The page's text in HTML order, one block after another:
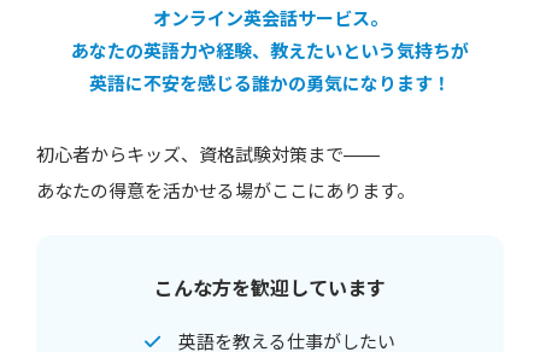
オンライン英会話サービス。
あなたの英語力や経験、教えたいという気持ちが
英語に不安を感じる誰かの勇気になります！
初心者からキッズ、資格試験対策まで——
あなたの得意を活かせる場がここにあります。
こんな方を歓迎しています
英語を教える仕事がしたい